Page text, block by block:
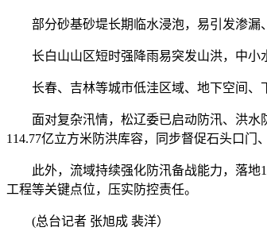
部分砂基砂堤长期临水浸泡，易引发渗漏
长白山山区短时强降雨易突发山洪，中小
长春、吉林等城市低洼区域、地下空间、
面对复杂汛情，松辽委已启动防汛、洪水
114.77亿立方米防洪库容，同步督促石头口门
此外，流域持续强化防汛备战能力，落地
工程等关键点位，压实防控责任。
(总台记者 张旭成 裴洋）